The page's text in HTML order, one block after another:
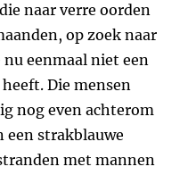
naar verre oorden
op zoek naar
eenmaal niet een
Die mensen
nog even achterom
een strakblauwe
met mannen